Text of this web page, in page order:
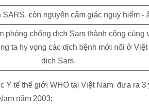
phòng chống dịch Sars thành công cùng
ta hy vọng các dịch bệnh mới nổi ở
dịch Sars.
Y tế thế giới WHO tại Việt Nam đưa ra 3
năm 2003: